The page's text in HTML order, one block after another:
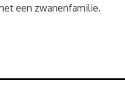
een zwanenfamilie.